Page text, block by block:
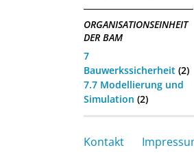
ORGANISATIONSEINHEIT
DER BAM
7
Bauwerkssicherheit (2)
7.7 Modellierung und
Simulation (2)
Kontakt